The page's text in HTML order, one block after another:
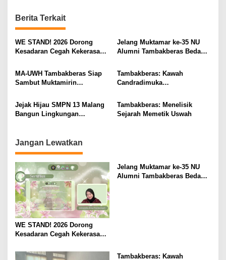
n
a
v
g
a
t
i
n
Berita Terkait
WE STAND! 2026 Dorong
Kesadaran Cegah Kekerasan
Jelang Muktamar ke-35 NU
Alumni Tambakberas Bedah
MA-UWH Tambakberas Siap
Sambut Muktamirin
Tambakberas: Kawah
Candradimuka
Ulama
Jejak Hijau SMPN 13 Malang
Bangun Lingkungan
Tambakberas: Menelisik
Sejarah Memetik Uswah
Jangan Lewatkan
WE STAND! 2026 Dorong
Kesadaran Cegah Kekerasan
Jelang Muktamar ke-35 NU
Alumni Tambakberas Bedah
Tambakberas: Kawah